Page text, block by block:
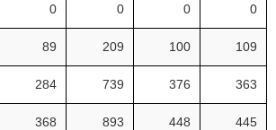
0 0 0 0
89 209 100 109
284 739 376 363
368 893 448 445